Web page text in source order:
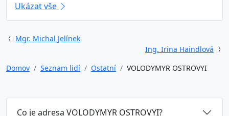
Ukázat vše
Mgr. Michal Jelínek
Ing. Irina Haindlová
Domov
Seznam lidí Ostatní VOLODYMYR OSTROVYI
Co je adresa VOLODYMYR OSTROVYI?